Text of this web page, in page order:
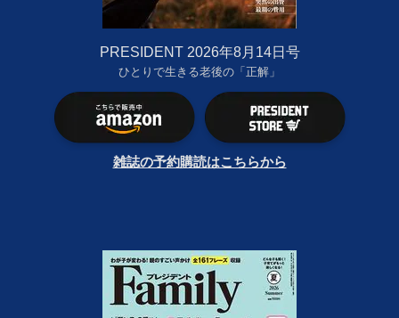
PRESIDENT 2026年8月14日号
ひとりで生きる老後の「正解」
雑誌の予約購読はこちらから